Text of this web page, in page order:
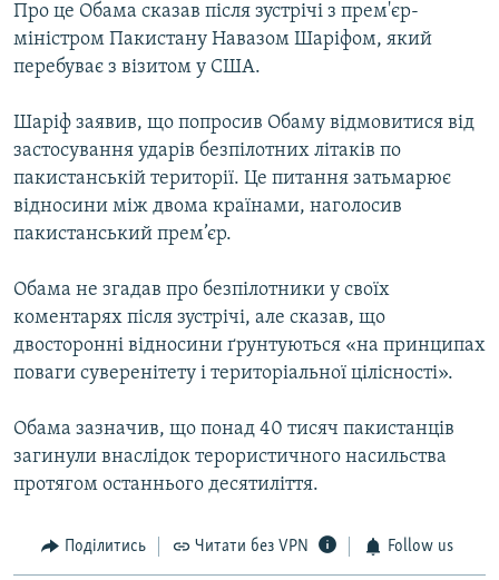
Про це Обама сказав після зустрічі з прем'єр-
міністром Пакистану Навазом Шаріфом, який
перебуває з візитом у США.
Шаріф заявив, що попросив Обаму відмовитися від
застосування ударів безпілотних літаків по
пакистанській території. Це питання затьмарює
відносини між двома країнами, наголосив
пакистанський прем’єр.
Обама не згадав про безпілотники у своїх
коментарях після зустрічі, але сказав, що
двосторонні відносини ґрунтуються «на принципах
поваги суверенітету і територіальної цілісності».
Обама зазначив, що понад 40 тисяч пакистанців
загинули внаслідок терористичного насильства
протягом останнього десятиліття.
Поділитись Читати без VPN Follow us